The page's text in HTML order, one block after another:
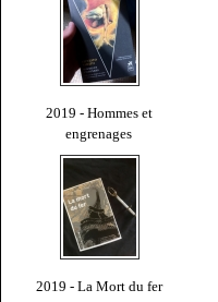
2019 - Hommes et
engrenages
2019 - La Mort du fer